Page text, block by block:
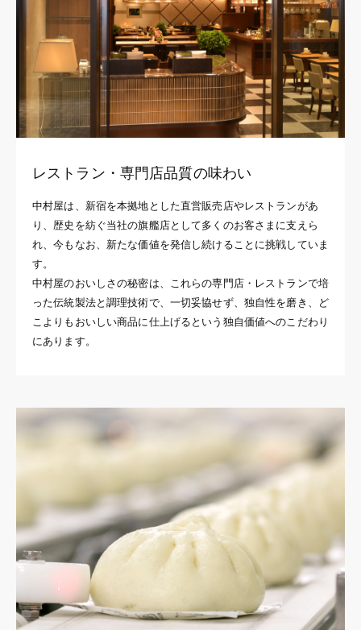
レストラン・専門店品質の味わい
中村屋は、新宿を本拠地とした直営販売店やレストランがあ
り、歴史を紡ぐ当社の旗艦店として多くのお客さまに支えら
れ、今もなお、新たな価値を発信し続けることに挑戦していま
す。
中村屋のおいしさの秘密は、これらの専門店・レストランで培
った伝統製法と調理技術で、一切妥協せず、独自性を磨き、ど
こよりもおいしい商品に仕上げるという独自価値へのこだわり
にあります。